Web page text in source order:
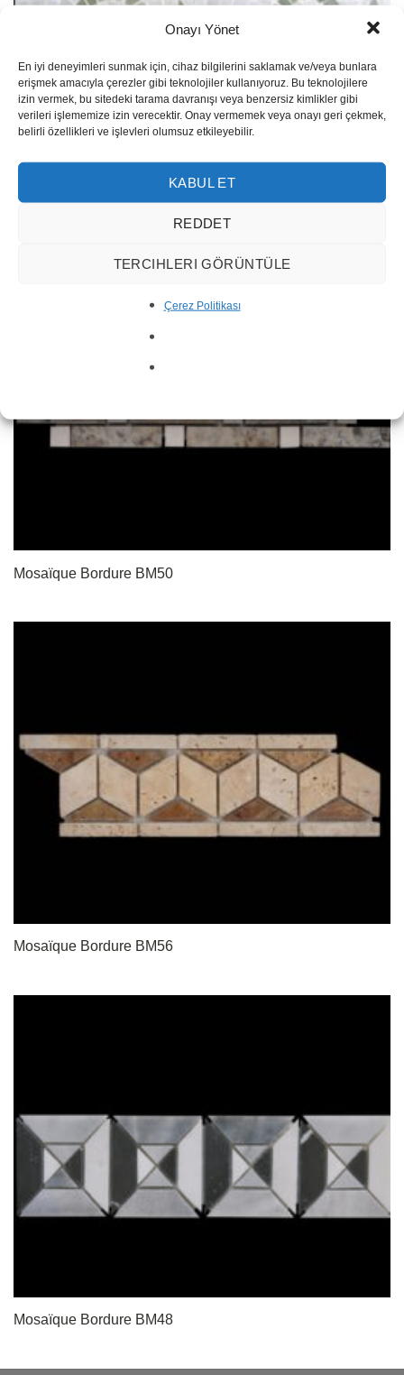
Onayı Yönet
En iyi deneyimleri sunmak için, cihaz bilgilerini saklamak ve/veya bunlara
erişmek amacıyla çerezler gibi teknolojiler kullanıyoruz. Bu teknolojilere
izin vermek, bu sitedeki tarama davranışı veya benzersiz kimlikler gibi
verileri işlememize izin verecektir. Onay vermemek veya onayı geri çekmek,
belirli özellikleri ve işlevleri olumsuz etkileyebilir.
KABUL ET
REDDET
TERCIHLERI GÖRÜNTÜLE
Çerez Politikası
Mosaïque Bordure BM28
Mosaïque Bordure BM50
Mosaïque Bordure BM56
Mosaïque Bordure BM48